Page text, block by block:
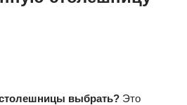
выбрать? Это